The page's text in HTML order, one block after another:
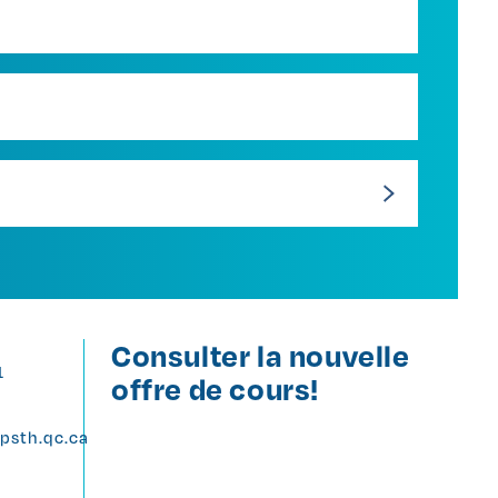
Consulter la nouvelle
offre de cours!